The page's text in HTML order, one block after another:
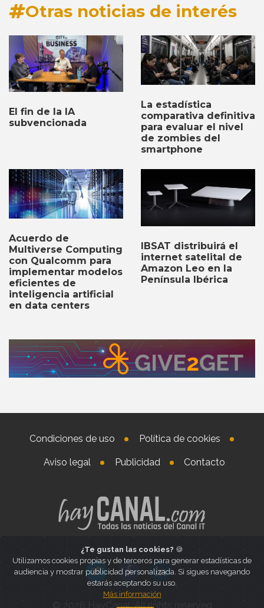
Otras noticias de interés
El fin de la IA
subvencionada
La estadística
comparativa definitiva
para evaluar el nivel
de zombies del
smartphone
Acuerdo de
Multiverse Computing
con Qualcomm para
implementar modelos
eficientes de
inteligencia artificial
en data centers
IBSAT distribuirá el
internet satelital de
Amazon Leo en la
Península Ibérica
Condiciones de uso Política de cookies
Aviso legal Publicidad Contacto
© 2026 HayCanal. All rights reserved
¿Te gustan las cookies? 🍪
Utilizamos cookies propias y de terceros para generar estadísticas de
audiencia y mostrar publicidad personalizada. Si sigues navegando
estarás aceptando su uso.
Más información